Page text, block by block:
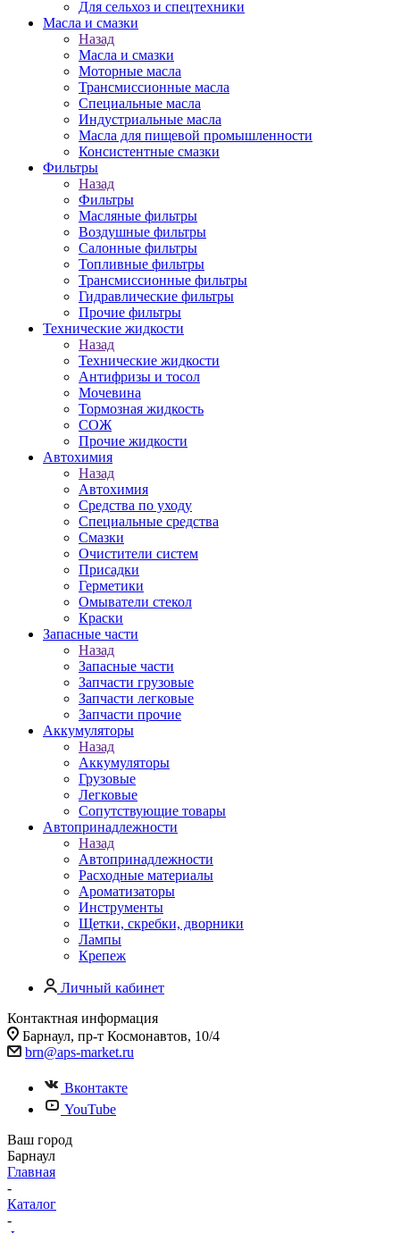
Для сельхоз и спецтехники
Масла и смазки
Назад
Масла и смазки
Моторные масла
Трансмиссионные масла
Специальные масла
Индустриальные масла
Масла для пищевой промышленности
Консистентные смазки
Фильтры
Назад
Фильтры
Масляные фильтры
Воздушные фильтры
Салонные фильтры
Топливные фильтры
Трансмиссионные фильтры
Гидравлические фильтры
Прочие фильтры
Технические жидкости
Назад
Технические жидкости
Антифризы и тосол
Мочевина
Тормозная жидкость
СОЖ
Прочие жидкости
Автохимия
Назад
Автохимия
Средства по уходу
Специальные средства
Смазки
Очистители систем
Присадки
Герметики
Омыватели стекол
Краски
Запасные части
Назад
Запасные части
Запчасти грузовые
Запчасти легковые
Запчасти прочие
Аккумуляторы
Назад
Аккумуляторы
Грузовые
Легковые
Сопутствующие товары
Автопринадлежности
Назад
Автопринадлежности
Расходные материалы
Ароматизаторы
Инструменты
Щетки, скребки, дворники
Лампы
Крепеж
Личный кабинет
Контактная информация
Барнаул, пр-т Космонавтов, 10/4
brn@aps-market.ru
Вконтакте
YouTube
Ваш город
Барнаул
Главная
-
Каталог
-